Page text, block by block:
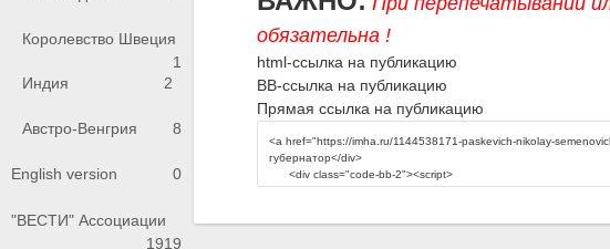
Королевство Швеция
1
Индия
2
Австро-Венгрия 8
English version 0
"ВЕСТИ" Ассоциации
1919
обязательна !
html-ссылка на публикацию
BB-ссылка на публикацию
Прямая ссылка на публикацию